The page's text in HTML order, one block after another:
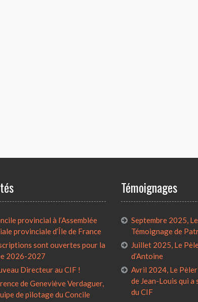
provincial à l’Assemblée
provinciale d’Île de France
sont ouvertes pour la
2026-2027
Directeur au CIF !
de Geneviève Verdaguer,
de pilotage du Concile
Témoignages
Septembre 2025,
Témoignage de
Juillet 2025, Le
d’Antoine
Avril 2024, Le
de Jean-Louis qui a
du CIF